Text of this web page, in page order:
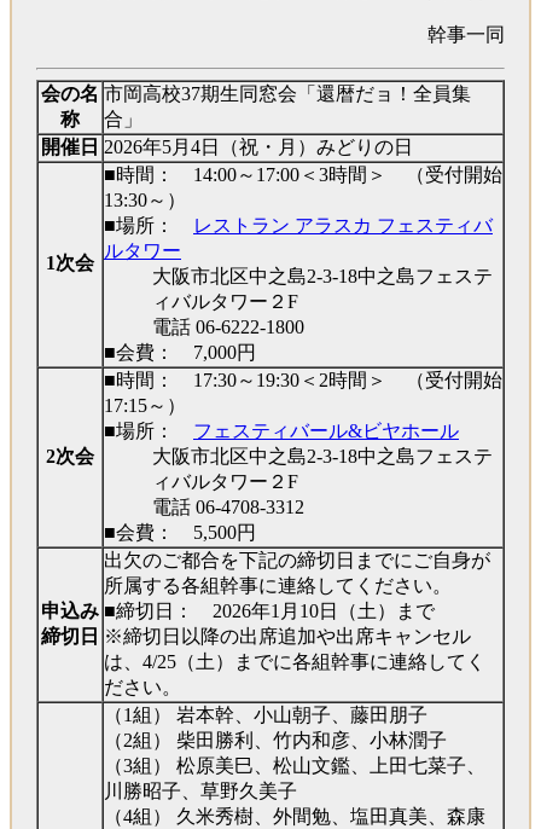
幹事一同
会の名
称
市岡高校37期生同窓会「還暦だョ！全員集
合」
開催日 2026年5月4日（祝・月）みどりの日
1次会
■時間： 14:00～17:00＜3時間＞ （受付開始
13:30～）
■場所：
レストラン アラスカ フェスティバ
ルタワー
大阪市北区中之島2-3-18中之島フェステ
ィバルタワー２F
電話 06-6222-1800
■会費： 7,000円
2次会
■時間： 17:30～19:30＜2時間＞ （受付開始
17:15～）
■場所： フェスティバール&ビヤホール
大阪市北区中之島2-3-18中之島フェステ
ィバルタワー２F
電話 06-4708-3312
■会費： 5,500円
申込み
締切日
出欠のご都合を下記の締切日までにご自身が
所属する各組幹事に連絡してください。
■締切日： 2026年1月10日（土）まで
※締切日以降の出席追加や出席キャンセル
は、4/25（土）までに各組幹事に連絡してく
ださい。
（1組） 岩本幹、小山朝子、藤田朋子
（2組） 柴田勝利、竹内和彦、小林潤子
（3組） 松原美巳、松山文鑑、上田七菜子、
川勝昭子、草野久美子
（4組） 久米秀樹、外間勉、塩田真美、森康